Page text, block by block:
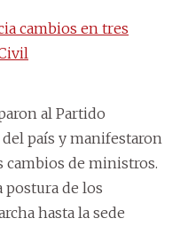
cambios en tres
al Partido
país y manifestaron
cambios de ministros.
postura de los
hasta la sede